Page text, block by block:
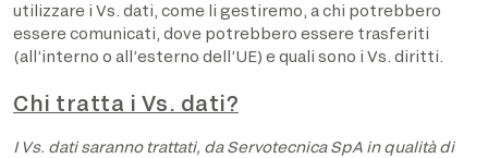
utilizzare i Vs. dati, come li gestiremo, a chi potrebbero
essere comunicati, dove potrebbero essere trasferiti
(all’interno o all’esterno dell’UE) e quali sono i Vs. diritti.
Chi tratta i Vs. dati?
I Vs. dati saranno trattati, da Servotecnica SpA in qualità di